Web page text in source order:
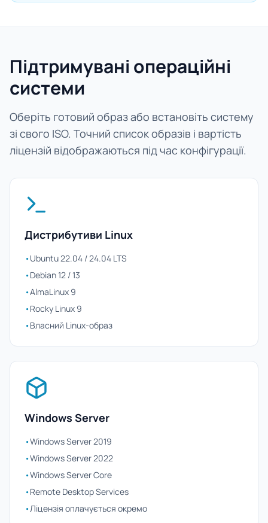
Підтримувані операційні
системи
Оберіть готовий образ або встановіть систему
зі свого ISO. Точний список образів і вартість
ліцензій відображаються під час конфігурації.
Дистрибутиви Linux
•Ubuntu 22.04 / 24.04 LTS
•Debian 12 / 13
•AlmaLinux 9
•Rocky Linux 9
•Власний Linux-образ
Windows Server
•Windows Server 2019
•Windows Server 2022
•Windows Server Core
•Remote Desktop Services
•Ліцензія оплачується окремо